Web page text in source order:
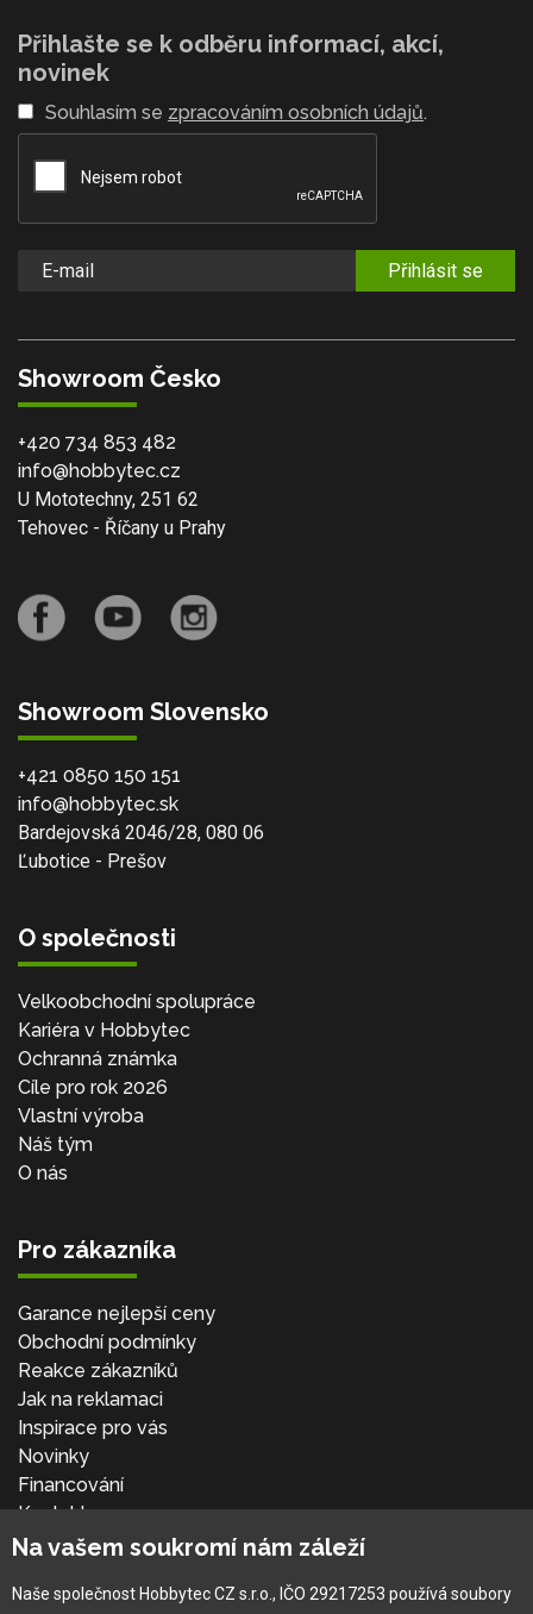
Přihlašte se k odběru informací, akcí,
novinek
Souhlasím se zpracováním osobních údajů.
Přihlásit se
Showroom Česko
+420 734 853 482
info@hobbytec.cz
U Mototechny, 251 62
Tehovec - Říčany u Prahy
Showroom Slovensko
+421 0850 150 151
info@hobbytec.sk
Bardejovská 2046/28, 080 06
Ľubotice - Prešov
O společnosti
Velkoobchodní spolupráce
Kariéra v Hobbytec
Ochranná známka
Cíle pro rok 2026
Vlastní výroba
Náš tým
O nás
Pro zákazníka
Garance nejlepší ceny
Obchodní podmínky
Reakce zákazníků
Jak na reklamaci
Inspirace pro vás
Novinky
Financování
Kontakt
Přihlásit se
Na vašem soukromí nám záleží
Naše společnost Hobbytec CZ s.r.o., IČO 29217253 používá soubory